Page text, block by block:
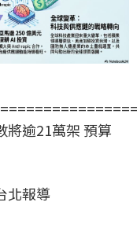
將逾21萬架 預算
北報導